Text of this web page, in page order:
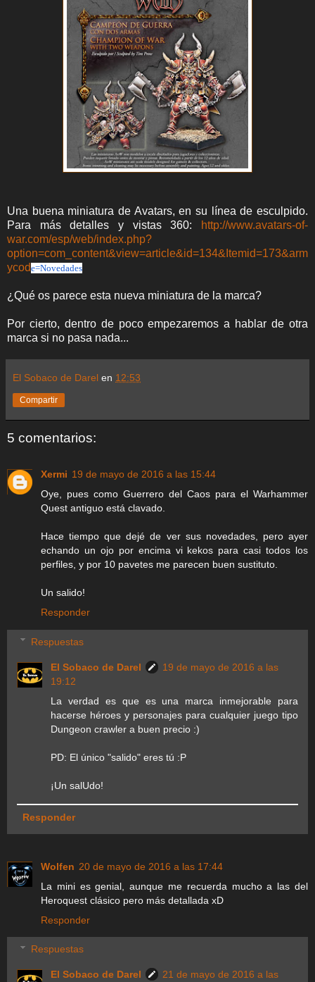
Una buena miniatura de Avatars, en su línea de esculpido.
Para más detalles y vistas 360:
http://www.avatars-of-
war.com/esp/web/index.php?
option=com_content&view=article&id=134&Itemid=173&arm
ycode=Novedades
¿Qué os parece esta nueva miniatura de la marca?
Por cierto, dentro de poco empezaremos a hablar de otra
marca si no pasa nada...
El Sobaco de Darel en 12:53
Compartir
5 comentarios:
Xermi 19 de mayo de 2016 a las 15:44
Oye, pues como Guerrero del Caos para el Warhammer
Quest antiguo está clavado.
Hace tiempo que dejé de ver sus novedades, pero ayer
echando un ojo por encima vi kekos para casi todos los
perfiles, y por 10 pavetes me parecen buen sustituto.
Un salido!
Responder
Respuestas
El Sobaco de Darel
19 de mayo de 2016 a las
19:12
La verdad es que es una marca inmejorable para
hacerse héroes y personajes para cualquier juego tipo
Dungeon crawler a buen precio :)
PD: El único "salido" eres tú :P
¡Un salUdo!
Responder
Wolfen 20 de mayo de 2016 a las 17:44
La mini es genial, aunque me recuerda mucho a las del
Heroquest clásico pero más detallada xD
Responder
Respuestas
El Sobaco de Darel
21 de mayo de 2016 a las